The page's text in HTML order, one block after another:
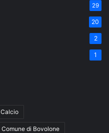
29
20
2
1
Calcio
Comune di Bovolone